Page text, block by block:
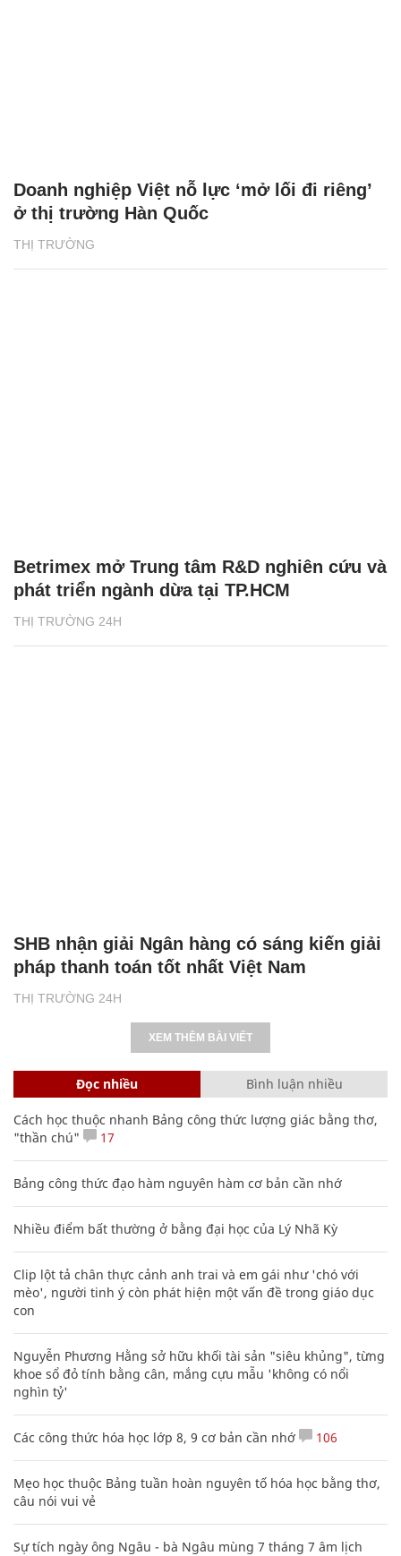
THỊ TRƯỜNG
Doanh nghiệp Việt nỗ lực ‘mở lối đi riêng’
ở thị trường Hàn Quốc
THỊ TRƯỜNG 24H
Betrimex mở Trung tâm R&D nghiên cứu và
phát triển ngành dừa tại TP.HCM
THỊ TRƯỜNG 24H
SHB nhận giải Ngân hàng có sáng kiến giải
pháp thanh toán tốt nhất Việt Nam
XEM THÊM BÀI VIẾT
Đọc nhiều Bình luận nhiều
Cách học thuộc nhanh Bảng công thức lượng giác bằng thơ,
"thần chú"
17
Bảng công thức đạo hàm nguyên hàm cơ bản cần nhớ
Nhiều điểm bất thường ở bằng đại học của Lý Nhã Kỳ
Clip lột tả chân thực cảnh anh trai và em gái như 'chó với
mèo', người tinh ý còn phát hiện một vấn đề trong giáo dục
con
Nguyễn Phương Hằng sở hữu khối tài sản "siêu khủng", từng
khoe sổ đỏ tính bằng cân, mắng cựu mẫu 'không có nổi
nghìn tỷ'
Các công thức hóa học lớp 8, 9 cơ bản cần nhớ 106
Mẹo học thuộc Bảng tuần hoàn nguyên tố hóa học bằng thơ,
câu nói vui vẻ
Sự tích ngày ông Ngâu - bà Ngâu mùng 7 tháng 7 âm lịch